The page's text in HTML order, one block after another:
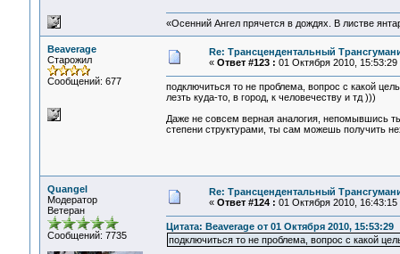
«Осенний Ангел прячется в дождях. В листве
Beaverage
Старожил
Сообщений: 677
Re: Трансцендентальный
« Ответ #123 : 01 Октября 2010, 15:53:29
подключиться то не проблема, вопрос с какой
лезть куда-то, в город, к человечеству и тд )))
Даже не совсем верная аналогия, непомывшись
степени структурами, ты сам можешь получить
Quangel
Модератор
Ветеран
Сообщений: 7735
Re: Трансцендентальный
« Ответ #124 : 01 Октября 2010, 16:43:15
Цитата: Beaverage от 01 Октября 2010, 15:53:29
подключиться то не проблема, вопрос с какой